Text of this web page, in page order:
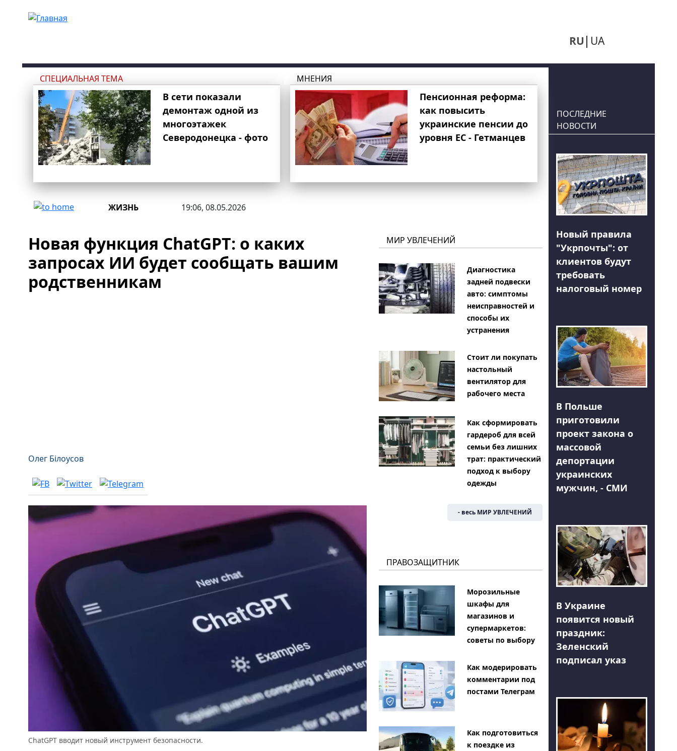
RU UA
СПЕЦИАЛЬНАЯ ТЕМА
В сети показали
демонтаж одной из
многоэтажек
Северодонецка - фото
МНЕНИЯ
Пенсионная реформа:
как повысить
украинские пенсии до
уровня ЕС - Гетманцев
ЖИЗНЬ 19:06, 08.05.2026
Новая функция ChatGPT: о каких
запросах ИИ будет сообщать вашим
родственникам
Олег Білоусов
ChatGPT вводит новый инструмент безопасности.
МИР УВЛЕЧЕНИЙ
Диагностика
задней подвески
авто: симптомы
неисправностей и
способы их
устранения
Стоит ли покупать
настольный
вентилятор для
рабочего места
Как сформировать
гардероб для всей
семьи без лишних
трат: практический
подход к выбору
одежды
- весь МИР УВЛЕЧЕНИЙ
ПРАВОЗАЩИТНИК
Морозильные
шкафы для
магазинов и
супермаркетов:
советы по выбору
Как модерировать
комментарии под
постами Телеграм
Как подготовиться
к поездке из
ПОСЛЕДНИЕ
НОВОСТИ
Новый правила
"Укрпочты": от
клиентов будут
требовать
налоговый номер
В Польше
приготовили
проект закона о
массовой
депортации
украинских
мужчин, - СМИ
В Украине
появится новый
праздник:
Зеленский
подписал указ